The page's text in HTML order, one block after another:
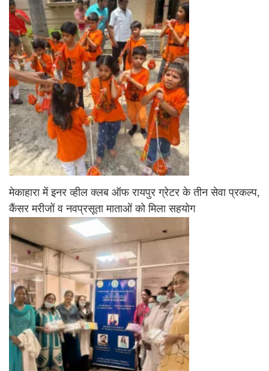
मेकाहारा में इनर व्हील क्लब ऑफ रायपुर ग्रेटर के तीन सेवा प्रकल्प,
कैंसर मरीजों व नवप्रसूता माताओं को मिला सहयोग